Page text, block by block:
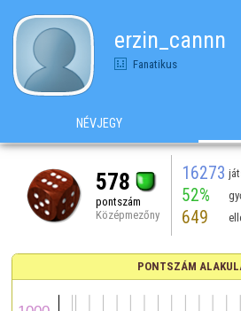
erzin_cannn
Fanatikus
NÉVJEGY
578
pontszám
Középmezőny
16273
52%
649
PONTSZÁM